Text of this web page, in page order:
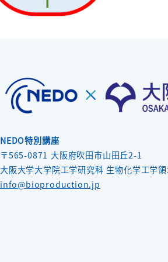
NEDO特別講座
〒565-0871 大阪府吹田市山田丘2-1
大阪大学大学院工学研究科 生物化学工学
info@bioproduction.jp